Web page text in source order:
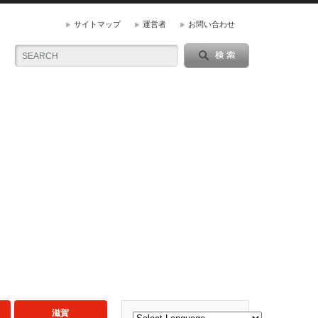
サイトマップ 運営者 お問い合わせ
滋賀